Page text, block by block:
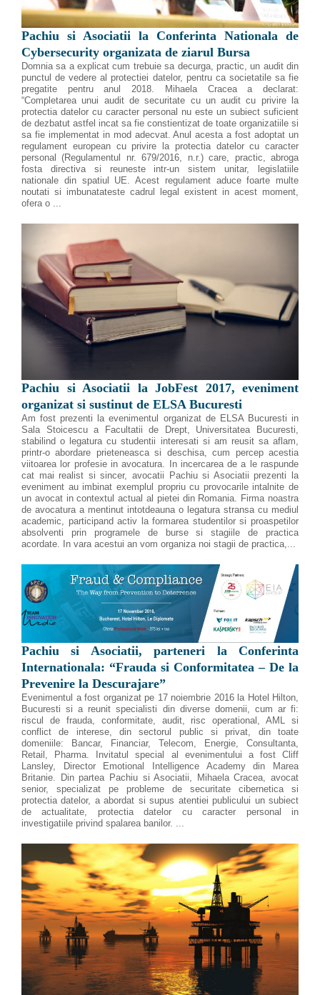
Pachiu si Asociatii la Conferinta Nationala de
Cybersecurity organizata de ziarul Bursa
Domnia sa a explicat cum trebuie sa decurga, practic, un audit din
punctul de vedere al protectiei datelor, pentru ca societatile sa fie
pregatite pentru anul 2018. Mihaela Cracea a declarat:
“Completarea unui audit de securitate cu un audit cu privire la
protectia datelor cu caracter personal nu este un subiect suficient
de dezbatut astfel incat sa fie constientizat de toate organizatiile si
sa fie implementat in mod adecvat. Anul acesta a fost adoptat un
regulament european cu privire la protectia datelor cu caracter
personal (Regulamentul nr. 679/2016, n.r.) care, practic, abroga
fosta directiva si reuneste intr-un sistem unitar, legislatiile
nationale din spatiul UE. Acest regulament aduce foarte multe
noutati si imbunatateste cadrul legal existent in acest moment,
ofera o ...
Pachiu si Asociatii la JobFest 2017, eveniment
organizat si sustinut de ELSA Bucuresti
Am fost prezenti la evenimentul organizat de ELSA Bucuresti in
Sala Stoicescu a Facultatii de Drept, Universitatea Bucuresti,
stabilind o legatura cu studentii interesati si am reusit sa aflam,
printr-o abordare prieteneasca si deschisa, cum percep acestia
viitoarea lor profesie in avocatura. In incercarea de a le raspunde
cat mai realist si sincer, avocatii Pachiu si Asociatii prezenti la
eveniment au imbinat exemplul propriu cu provocarile intalnite de
un avocat in contextul actual al pietei din Romania. Firma noastra
de avocatura a mentinut intotdeauna o legatura stransa cu mediul
academic, participand activ la formarea studentilor si proaspetilor
absolventi prin programele de burse si stagiile de practica
acordate. In vara acestui an vom organiza noi stagii de practica,...
Pachiu si Asociatii, parteneri la Conferinta
Internationala: “Frauda si Conformitatea – De la
Prevenire la Descurajare”
Evenimentul a fost organizat pe 17 noiembrie 2016 la Hotel Hilton,
Bucuresti si a reunit specialisti din diverse domenii, cum ar fi:
riscul de frauda, conformitate, audit, risc operational, AML si
conflict de interese, din sectorul public si privat, din toate
domeniile: Bancar, Financiar, Telecom, Energie, Consultanta,
Retail, Pharma. Invitatul special al evenimentului a fost Cliff
Lansley, Director Emotional Intelligence Academy din Marea
Britanie. Din partea Pachiu si Asociatii, Mihaela Cracea, avocat
senior, specializat pe probleme de securitate cibernetica si
protectia datelor, a abordat si supus atentiei publicului un subiect
de actualitate, protectia datelor cu caracter personal in
investigatiile privind spalarea banilor. ...